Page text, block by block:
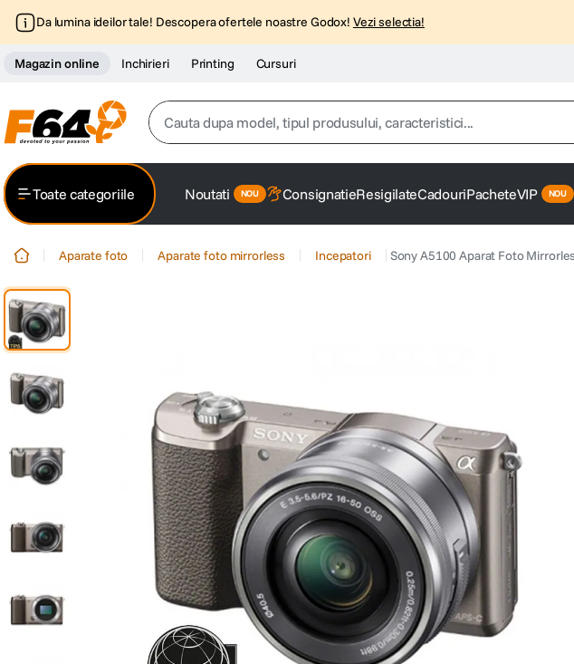
Da lumina ideilor tale! Descopera ofertele noastre Godox! Vezi selectia!
Magazin online Inchirieri Printing Cursuri
Cauta dupa model, tipul produsului, caracteristici...
2. trepied
5. canon sx740 hs
6. lavaliera
7. sony fx
8. card memorie
9. dji mic mini
10. dji osmo
Toate categoriile Noutati ConsignatieResigilateCadouriPacheteVIP
Aparate foto Aparate foto mirrorless Incepatori Sony A5100 Aparat Foto